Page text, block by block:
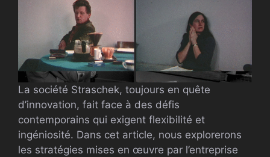
La société Straschek, toujours en quête
d’innovation, fait face à des défis
contemporains qui exigent flexibilité et
ingéniosité. Dans cet article, nous explorerons
les stratégies mises en œuvre par l’entreprise